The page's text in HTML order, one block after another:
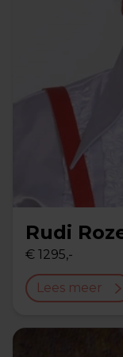
Rudi
€ 1295,-
Lees meer